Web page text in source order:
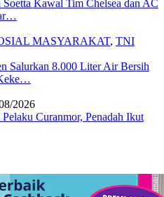
Soetta Kawal Tim Chelsea dan AC
MASYARAKAT, TNI
Salurkan 8.000 Liter Air Bersih
2026
Curanmor, Penadah Ikut